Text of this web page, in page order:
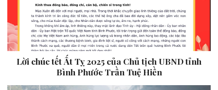
Lời chúc tết Ất Tỵ 2025 của Chủ tịch UBND tỉnh
Bình Phước Trần Tuệ Hiền